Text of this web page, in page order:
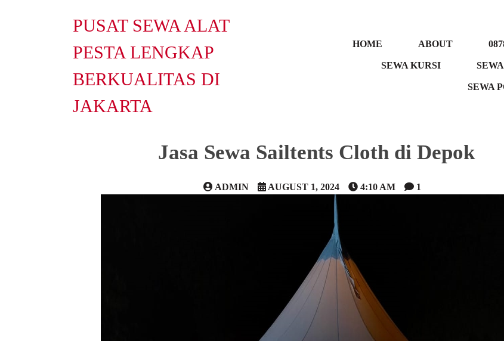
PUSAT SEWA ALAT
PESTA LENGKAP
BERKUALITAS DI
JAKARTA
HOME ABOUT
SEWA KURSI
SEWA
Jasa Sewa Sailtents Cloth di Depok
ADMIN AUGUST 1, 2024 4:10 AM 1